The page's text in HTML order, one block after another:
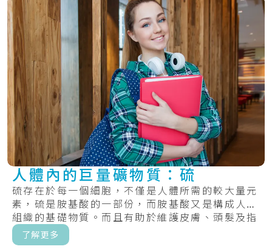
人體內的巨量礦物質：硫
硫存在於每一個細胞，不僅是人體所需的較大量元
素，硫是胺基酸的一部份，而胺基酸又是構成人體
組織的基礎物質。而且有助於維護皮膚、頭髮及指
甲的.....
了解更多